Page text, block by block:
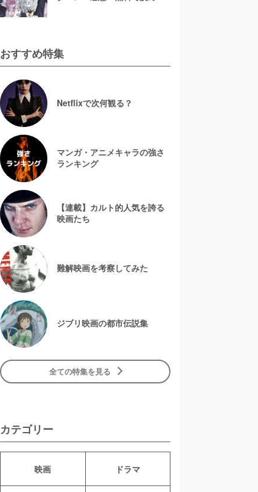
おすすめ特集
Netflixで次何観る？
マンガ・アニメキャラの強さ
ランキング
【連載】カルト的人気を誇る
映画たち
難解映画を考察してみた
ジブリ映画の都市伝説集
全ての特集を見る
カテゴリー
映画 ドラマ